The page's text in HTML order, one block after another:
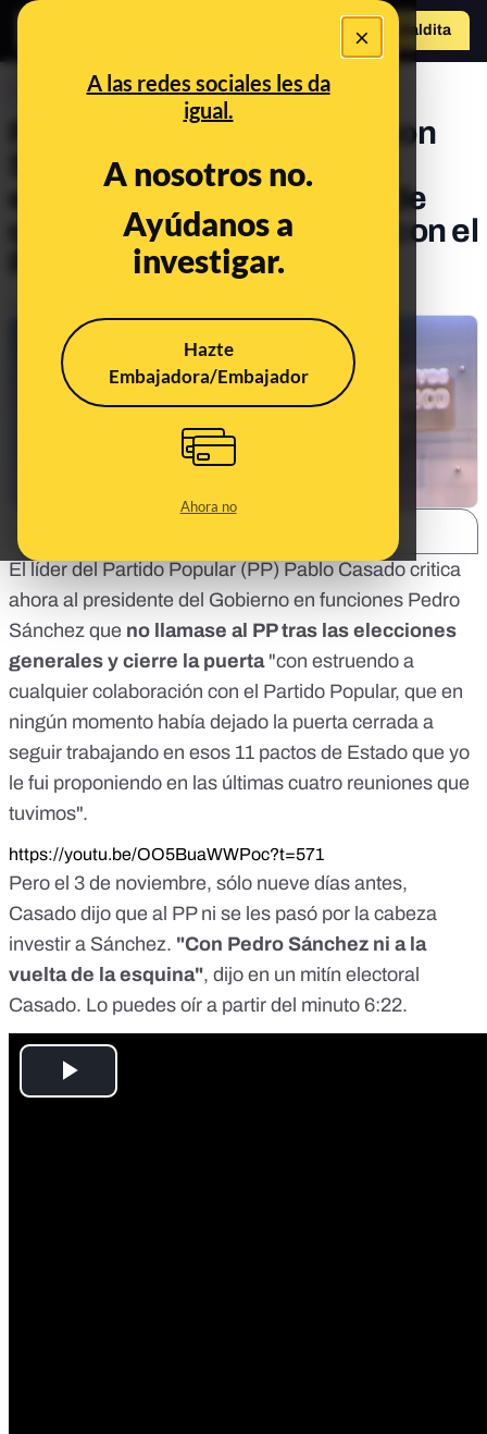
×
A las redes sociales les da
igual.
A nosotros no.
Ayúdanos a
investigar.
Hazte
Embajadora/Embajador
Ahora no
Hazte Maldita
CONTROL DEL PODER
Pablo Casado decía que "con
Sánchez ni a la vuelta de la
esquina" y ahora se queja de
que no busque el acuerdo con el
El líder del Partido Popular (PP) Pablo Casado critica
ahora al presidente del Gobierno en funciones Pedro
Sánchez que no llamase al PP tras las elecciones
generales y cierre la puerta"con estruendo a
cualquier colaboración con el Partido Popular, que en
ningún momento había dejado la puerta cerrada a
seguir trabajando en esos 11 pactos de Estado que yo
le fui proponiendo en las últimas cuatro reuniones que
tuvimos".
https://youtu.be/OO5BuaWWPoc?t=571
Pero el 3 de noviembre, sólo nueve días antes,
Casado dijo que al PP ni se les pasó por la cabeza
investir a Sánchez. "Con Pedro Sánchez ni a la
vuelta de la esquina", dijo en un mitín electoral
Casado. Lo puedes oír a partir del minuto 6:22.